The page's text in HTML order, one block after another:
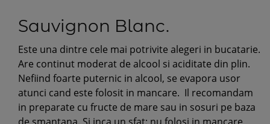
Sauvignon Blanc.
Este una dintre cele mai potrivite alegeri in bucatarie.
Are continut moderat de alcool si aciditate din plin.
Nefiind foarte puternic in alcool, se evapora usor
atunci cand este folosit in mancare. Il recomandam
in preparate cu fructe de mare sau in sosuri pe baza